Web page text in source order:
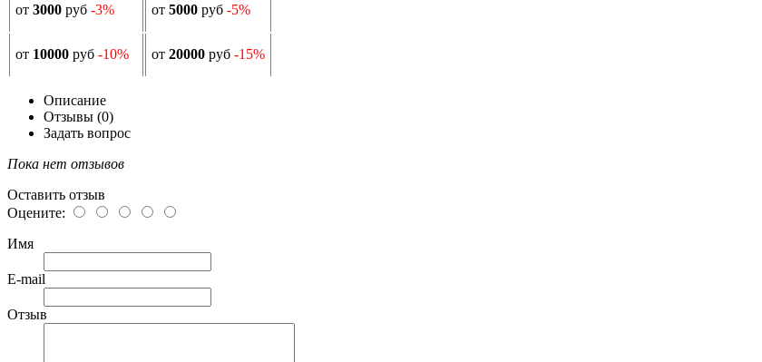
от 3000 руб -3% от 5000 руб -5%
от 10000 руб -10% от 20000 руб -15%
Описание
Отзывы (0)
Задать вопрос
Пока нет отзывов
Оставить отзыв
Оцените:
Имя
E-mail
Отзыв